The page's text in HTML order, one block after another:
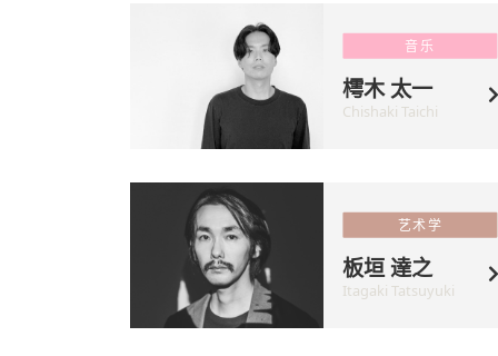
音乐
樗木 太一
Chishaki Taichi
艺术学
板垣 達之
Itagaki Tatsuyuki